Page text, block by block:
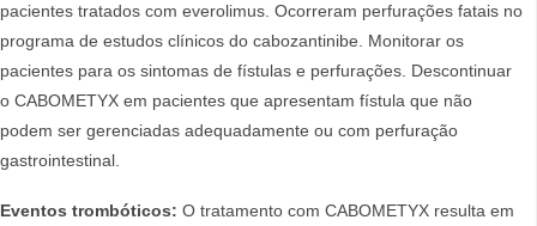
pacientes tratados com everolimus. Ocorreram perfurações fatais no
programa de estudos clínicos do cabozantinibe. Monitorar os
pacientes para os sintomas de fístulas e perfurações. Descontinuar
o CABOMETYX em pacientes que apresentam fístula que não
podem ser gerenciadas adequadamente ou com perfuração
gastrointestinal.
Eventos trombóticos: O tratamento com CABOMETYX resulta em